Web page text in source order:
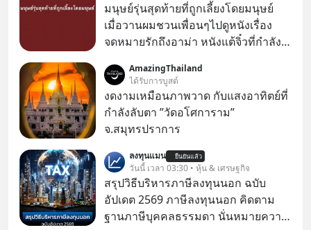
มนุษย์รุ่นสุดท้ายที่ถูกเลี้ยงโดยมนุษย์
เมื่อวานผมชวนเพื่อนๆไปดูหนังเรื่อง
จดหมายรักถึงอาม่า หนังแต้จิ๋วที่กำลัง
ป๊าผมเห็นโปสเตอร์หนังเรื่องนี้หลาย
เดือนก่อนและอยากดูมาก ด้วยเพราะว่า
อากงก็มาจากเมืองจีน ป๊าก็พูดแต้จิ๋วได้
มีเรื่องราวมีความผูกพันที่ได้ยินตั้งแต่
AmazingThailand
ได้รับการบูสต์
งดงามเหมือนภาพวาด กับแสงอาทิตย์ที่
กำลังลับตา ”วัดอโศการาม”
จ.สมุทรปราการ
ลงทุนแมน ยืนยันแล้ว
วันนี้ เวลา 03:30 • หุ้น & เศรษฐกิจ
สรุปวิธีบริหารภาษีลงทุนนอก ฉบับ
อัปเดต 2569 ภาษีลงทุนนอก คิดตาม
ฐานภาษีบุคคลธรรมดา นั่นหมายความ